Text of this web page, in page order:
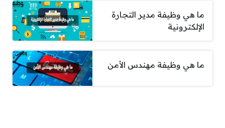
ما هي وظيفة مدير التجارة
الإلكترونية
ما هي وظيفة مهندس الأمن